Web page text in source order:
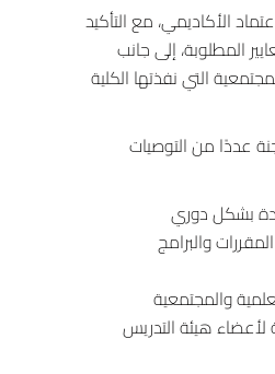
الأكاديمي، مع التأكيد
المطلوبة، إلى جانب
التي نفذتها الكلية
عددًا من التوصيات
بشكل دوري
والبرامج
والمجتمعية
هيئة التدريس